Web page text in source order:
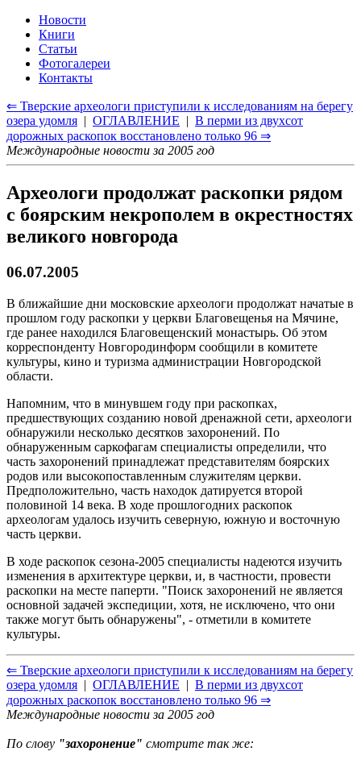
Новости
Книги
Статьи
Фотогалереи
Контакты
⇐ Тверские археологи приступили к исследованиям на берегу
озера удомля | ОГЛАВЛЕНИЕ | В перми из двухсот
дорожных раскопок восстановлено только 96 ⇒
Международные новости за 2005 год
Археологи продолжат раскопки рядом
с боярским некрополем в окрестностях
великого новгорода
06.07.2005
В ближайшие дни московские археологи продолжат начатые в
прошлом году раскопки у церкви Благовещенья на Мячине,
где ранее находился Благовещенский монастырь. Об этом
корреспонденту Новгородинформ сообщили в комитете
культуры, кино и туризма администрации Новгородской
области.
Напомним, что в минувшем году при раскопках,
предшествующих созданию новой дренажной сети, археологи
обнаружили несколько десятков захоронений. По
обнаруженным саркофагам специалисты определили, что
часть захоронений принадлежат представителям боярских
родов или высокопоставленным служителям церкви.
Предположительно, часть находок датируется второй
половиной 14 века. В ходе прошлогодних раскопок
археологам удалось изучить северную, южную и восточную
часть церкви.
В ходе раскопок сезона-2005 специалисты надеются изучить
изменения в архитектуре церкви, и, в частности, провести
раскопки на месте паперти. "Поиск захоронений не является
основной задачей экспедиции, хотя, не исключено, что они
также могут быть обнаружены", - отметили в комитете
культуры.
⇐ Тверские археологи приступили к исследованиям на берегу
озера удомля | ОГЛАВЛЕНИЕ | В перми из двухсот
дорожных раскопок восстановлено только 96 ⇒
Международные новости за 2005 год
По слову "захоронение" смотрите так же: